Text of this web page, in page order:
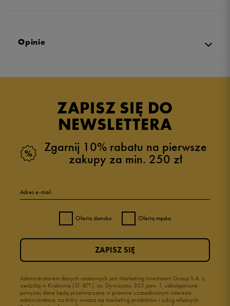
Opinie
5.0
zebranych i zweryfikowanych przez
4 3%
1 0%
ZAPISZ SIĘ DO
NEWSLETTERA
Zgarnij 10% rabatu na pierwsze
zakupy za min. 250 zł
Adres e-mail
Oferta damska Oferta męska
Administratorem danych osobowych jest Marketing Investment Group S.A. z
siedzibą w Krakowie (31-871), os. Dywizjonu 303 paw. 1, udostępnione
powyżej dane będą przetwarzane w prawnie uzasadnionym interesie
administratora, za który uważa się marketing produktów i usług własnych.
ZAPISZ SIĘ